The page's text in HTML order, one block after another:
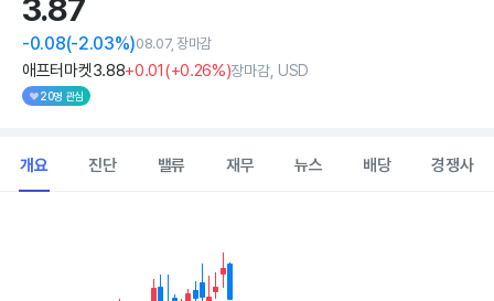
3.87
-0.08(-2.03%)08.07, 장마감
애프터마켓3.88+0.01(+0.26%)장마감, USD
20명 관심
개요 진단 밸류 재무 뉴스 배당 경쟁사
The chart has 1 X axis displaying Time. Data ranges from
The chart has 1 Y axis displaying values. Data ranges from 2.46